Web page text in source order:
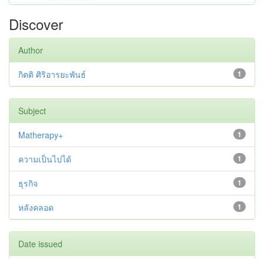
Discover
Author
1
กิตติ ศิริอารยะพันธ์
Subject
1
Matherapy+
1
ความเป็นไปได้
1
ธุรกิจ
1
หลังคลอด
Date issued